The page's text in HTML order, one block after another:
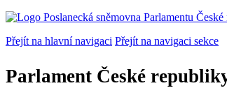
Přejít na hlavní navigaci Přejít na navigaci sekce
Parlament České